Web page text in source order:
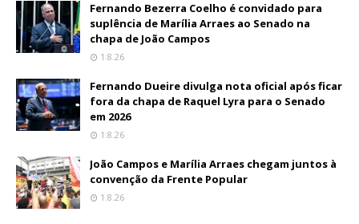
Fernando Bezerra Coelho é convidado para
suplência de Marília Arraes ao Senado na
chapa de João Campos
1.8.26
Fernando Dueire divulga nota oficial após ficar
fora da chapa de Raquel Lyra para o Senado
em 2026
1.8.26
João Campos e Marília Arraes chegam juntos à
convenção da Frente Popular
1.8.26